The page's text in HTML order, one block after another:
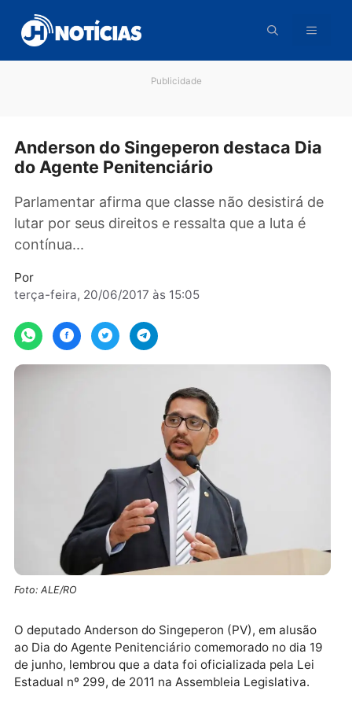
para
conteúdo
Anderson do Singeperon destaca
Parlamentar afirma que classe não desistirá
lutar por seus direitos e ressalta que a luta é
contínua...
Por
terça-feira, 20/06/2017 às 15:05
Foto: ALE/RO